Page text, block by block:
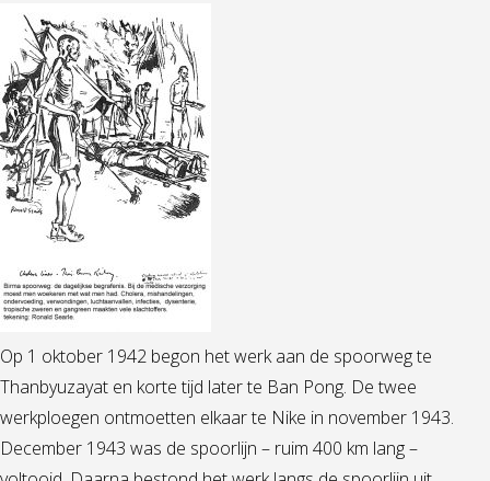
Op 1 oktober 1942 begon het werk aan de spoorweg te
Thanbyuzayat en korte tijd later te Ban Pong. De twee
werkploegen ontmoetten elkaar te Nike in november 1943.
December 1943 was de spoorlijn – ruim 400 km lang –